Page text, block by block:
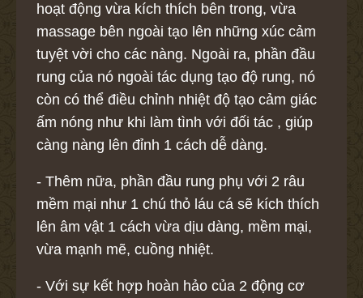
hoạt động vừa kích thích bên trong, vừa
massage bên ngoài tạo lên những xúc cảm
tuyệt vời cho các nàng. Ngoài ra, phần đầu
rung của nó ngoài tác dụng tạo độ rung, nó
còn có thể điều chỉnh nhiệt độ tạo cảm giác
ấm nóng như khi làm tình với đối tác , giúp
càng nàng lên đỉnh 1 cách dễ dàng.
- Thêm nữa, phần đầu rung phụ với 2 râu
mềm mại như 1 chú thỏ láu cá sẽ kích thích
lên âm vật 1 cách vừa dịu dàng, mềm mại,
vừa mạnh mẽ, cuồng nhiệt.
- Với sự kết hợp hoàn hảo của 2 động cơ